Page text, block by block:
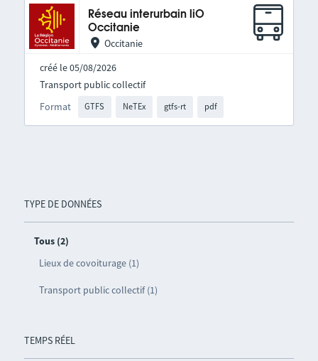
TYPE DE DONNÉES
Tous (2)
Lieux de covoiturage (1)
Transport public collectif (1)
TEMPS RÉEL
Réseau interurbain liO
Occitanie
Occitanie
créé le 05/08/2026
Format GTFS NeTEx gtfs-rt pdf
Transport public collectif